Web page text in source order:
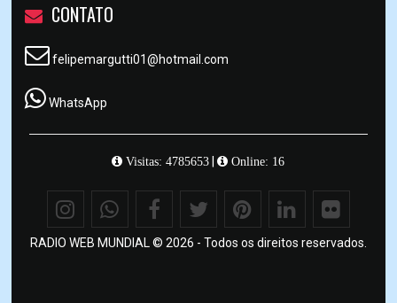
CONTATO
felipemargutti01@hotmail.com
WhatsApp
Visitas: 4785653 | Online: 16
RADIO WEB MUNDIAL © 2026 - Todos os direitos reservados.